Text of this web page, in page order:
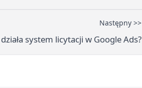
Następny >>
działa system licytacji w Google Ads?